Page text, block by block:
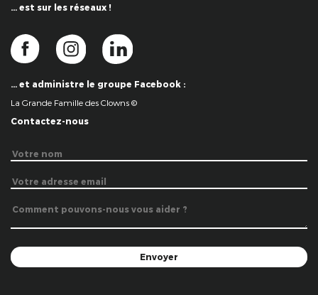
… est sur les réseaux !
… et administre le groupe Facebook :
La Grande Famille des Clowns ©
Contactez-nous